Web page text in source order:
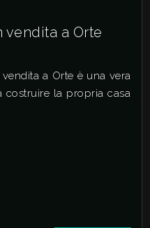
vendita a Orte
a Orte è una vera
costruire la propria casa